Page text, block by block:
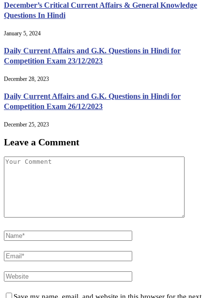
December’s Critical Current Affairs & General Knowledge
Questions In Hindi
January 5, 2024
Daily Current Affairs and G.K. Questions in Hindi for
Competition Exam 23/12/2023
December 28, 2023
Daily Current Affairs and G.K. Questions in Hindi for
Competition Exam 26/12/2023
December 25, 2023
Leave a Comment
Save my name, email, and website in this browser for the next